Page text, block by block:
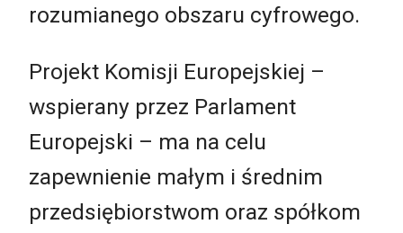
rozumianego obszaru cyfrowego.
Projekt Komisji Europejskiej –
wspierany przez Parlament
Europejski – ma na celu
zapewnienie małym i średnim
przedsiębiorstwom oraz spółkom